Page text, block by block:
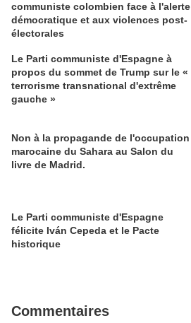
communiste colombien face à l'alerte
démocratique et aux violences post-
électorales
Le Parti communiste d'Espagne à
propos du sommet de Trump sur le «
terrorisme transnational d'extrême
gauche »
Non à la propagande de l'occupation
marocaine du Sahara au Salon du
livre de Madrid.
Le Parti communiste d'Espagne
félicite Iván Cepeda et le Pacte
historique
Commentaires